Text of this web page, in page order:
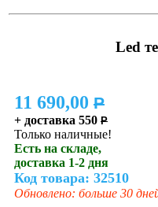
Led
11 690,00 P
+ доставка 550 P
Только наличные!
Есть на складе,
доставка 1-2 дня
Код товара: 32510
Обновлено: больше 30